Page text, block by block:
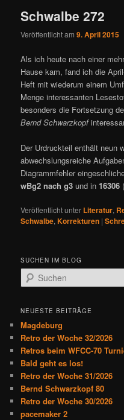
Schwalbe 272
Veröffentlicht am9. April 2015
Als ich heute nach einer
Hause kam, fand ich die
Heft mit wiederum einem
Menge interessanten
besonders die Fortsetzung
Bernd Schwarzkopf
Der Urdruckteil enthält neun
abwechslungsreiche
Diagrammfehler
wBg2 nach g3 und in 16306
Veröffentlicht unter Literatur,
Schwalbe,Korrekturen |
SUCHEN IM BLOG
u
h
n
NEUESTE BEITRÄGE
Magdeburg
Retro der Woche 32/2026
Retros beim WFCC-70
Bald geht es los!
Retro der Woche 31/2026
Bernd Schwarzkopf 80
Retro der Woche 30/2026
pacemaker 2